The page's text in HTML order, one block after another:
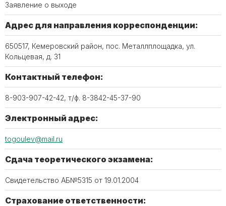
Заявление о выходе
Адрес для направления корреспонденции:
650517, Кемеровский район, пос. Металлплощадка, ул.
Кольцевая, д. 31
Контактный телефон:
8-903-907-42-42, т/ф. 8-3842-45-37-90
Электронный адрес:
togoulev@mail.ru
Сдача теоретического экзамена:
Свидетельство АБ№5315 от 19.01.2004
Страхование ответственности: